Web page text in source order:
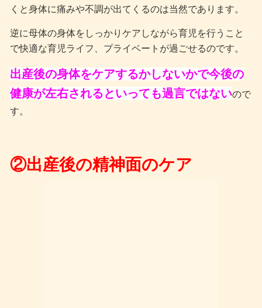
くと身体に痛みや不調が出てくるのは当然であります。
逆に母体の身体をしっかりケアしながら育児を行うこと
で快適な育児ライフ、プライベートが過ごせるのです。
出産後の身体をケアするかしないかで今後の
健康が左右されるといっても過言ではないので
す。
②出産後の精神面のケア